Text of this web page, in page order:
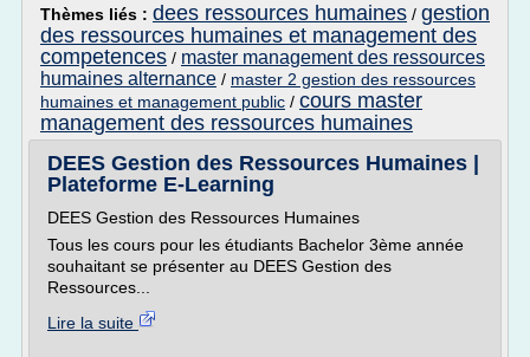
Thèmes liés : dees ressources humaines / gestion
des ressources humaines et management des
competences / master management des ressources
humaines alternance / master 2 gestion des ressources
humaines et management public / cours master
management des ressources humaines
DEES Gestion des Ressources Humaines |
Plateforme E-Learning
DEES Gestion des Ressources Humaines
Tous les cours pour les étudiants Bachelor 3ème année
souhaitant se présenter au DEES Gestion des
Ressources...
Lire la suite